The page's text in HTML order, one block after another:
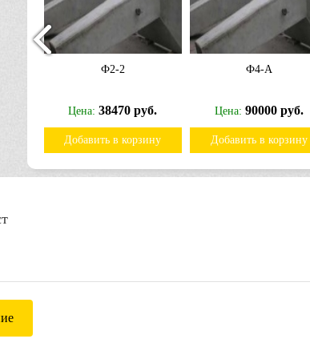
Ф2-2
Цена:38470 руб.
Добавить в корзину
Ф4-А
Цена: 90000 руб.
Добавить в корзину